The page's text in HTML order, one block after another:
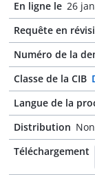
En ligne le 26
Requête en
Numéro de la
Classe de la CIB
Langue de la
Distribution
Téléchargement